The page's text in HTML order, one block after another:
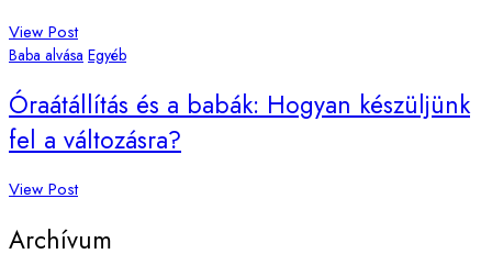
View Post
Baba alvása Egyéb
Óraátállítás és a babák: Hogyan készüljünk
fel a változásra?
View Post
Archívum